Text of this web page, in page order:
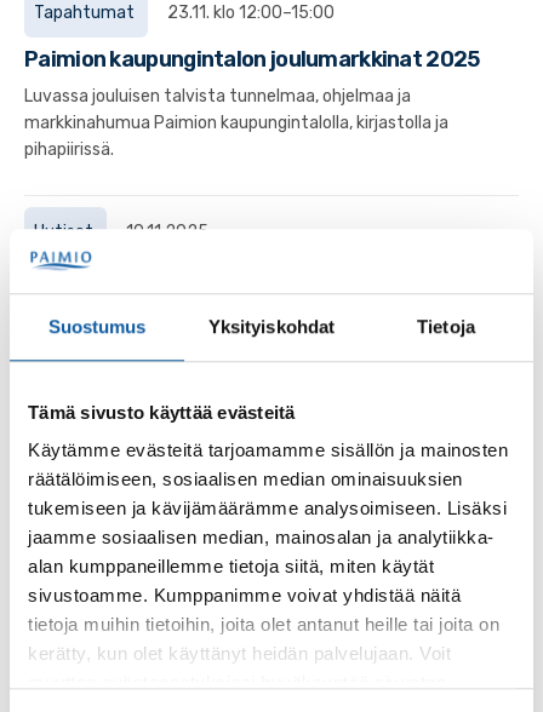
Suostumus Yksityiskohdat Tietoja
Tämä sivusto käyttää evästeitä
Käytämme evästeitä tarjoamamme sisällön ja mainosten
räätälöimiseen, sosiaalisen median ominaisuuksien
tukemiseen ja kävijämäärämme analysoimiseen. Lisäksi
jaamme sosiaalisen median, mainosalan ja analytiikka-
alan kumppaneillemme tietoja siitä, miten käytät
sivustoamme. Kumppanimme voivat yhdistää näitä
tietoja muihin tietoihin, joita olet antanut heille tai joita on
kerätty, kun olet käyttänyt heidän palvelujaan. Voit
Tapahtumat 23.11. klo 12:00–15:00
Paimion kaupungintalon joulumarkkinat 2025
Luvassa jouluisen talvista tunnelmaa, ohjelmaa ja
markkinahumua Paimion kaupungintalolla, kirjastolla ja
pihapiirissä.
Uutiset 10.11.2025
Paimion kaupungintalon joulumarkkinoiden
Paimion kaupungintalolla järjestettävässä
joulutapahtumassa markkinahumua, jouluisen talvista
Sivut
Juhlavuosihaasteet
Paimio 700 -juhlavuoteen liittyen paimiolaisille - asukkaille,
yrityksille, yhdistyksille ja muille toimijoille - on osoitettu
aktivoivia haasteita. Keskeiset...